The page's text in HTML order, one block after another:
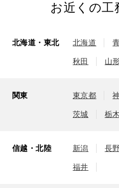
お近くの工
北海道・東北 北海道
秋田 山形
関東 東京都
茨城 栃木
信越・北陸 新潟 長
福井